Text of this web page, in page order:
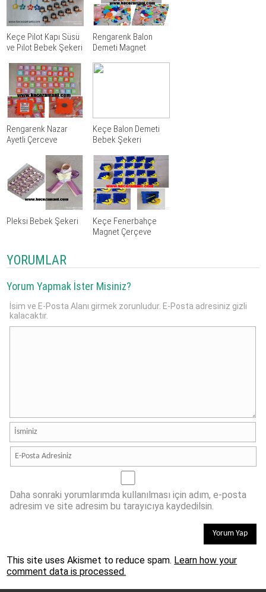
Keçe Pilot Kapı Süsü
ve Pilot Bebek Şekeri
Rengarenk Balon
Demeti Magnet
Rengarenk Nazar
Ayetli Çerceve
Keçe Balon Demeti
Bebek Şekeri
Pleksi Bebek Şekeri
Keçe Fenerbahçe
Magnet Çerçeve
YORUMLAR
Yorum Yapmak İster Misiniz?
İsim ve E-Posta Alanı girmek zorunludur. E-Posta adresiniz gizli
kalacaktır.
Daha sonraki yorumlarımda kullanılması için adım, e-posta
adresim ve site adresim bu tarayıcıya kaydedilsin.
This site uses Akismet to reduce spam. Learn how your
comment data is processed.